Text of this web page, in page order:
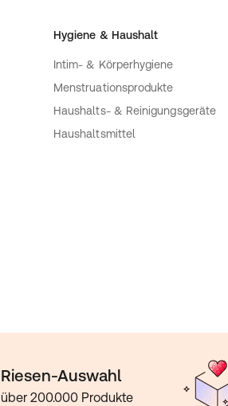
Hygiene & Haushalt
Intim- & Körperhygiene
Menstruationsprodukte
Haushalts- & Reinigungsgeräte
Haushaltsmittel
Riesen-Auswahl
über 200.000 Produkte